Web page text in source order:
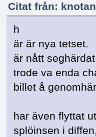
Citat från:
h
är är nya tetset.
är nått
trode va enda
billet å
har även flyttat
splöinsen i